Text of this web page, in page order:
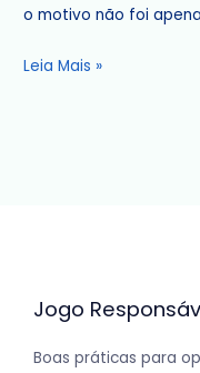
o motivo não foi
de
Leia Mais »
Jogo
Boas práticas para